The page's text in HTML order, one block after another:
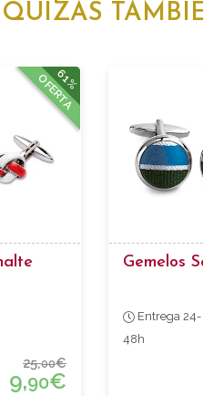
QUIZÁS
61%
OFERTA
25,00€
9,90€
Gemelos
Entrega 24-
48h